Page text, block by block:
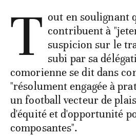
T out en soulignant
contribuent à
suspicion sur le
subi par sa
comorienne se dit dans
"résolument engagée à
un football vecteur de
d'équité et d'opportunité
composantes".